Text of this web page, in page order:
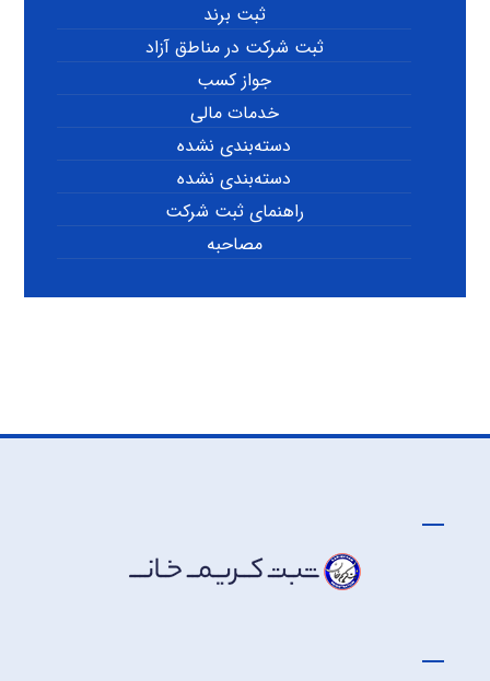
ثبت برند
ثبت شرکت در مناطق آزاد
جواز کسب
خدمات مالی
دسته‌بندی نشده
دسته‌بندی نشده
راهنمای ثبت شرکت
مصاحبه